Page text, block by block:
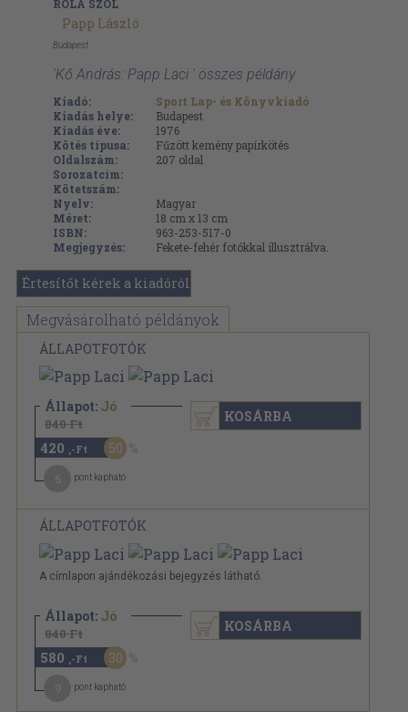
RÓLA SZÓL
Papp László
Budapest
'Kő András: Papp Laci ' összes példány
Kiadó:
Sport Lap- és Könyvkiadó
Kiadás helye:
Budapest
Kiadás éve:
1976
Kötés típusa:
Fűzött kemény papírkötés
Oldalszám:
207 oldal
Sorozatcím:
Kötetszám:
Nyelv:
Magyar
Méret:
18 cm x 13 cm
ISBN:
963-253-517-0
Megjegyzés:
Fekete-fehér fotókkal illusztrálva.
Értesítőt kérek a kiadóról
Megvásárolható példányok
ÁLLAPOTFOTÓK
Állapot: Jó
840 Ft
420 ,-Ft 50
pont kapható
KOSÁRBA
ÁLLAPOTFOTÓK
A címlapon ajándékozási bejegyzés látható.
Állapot: Jó
840 Ft
580 ,-Ft 30
pont kapható
KOSÁRBA